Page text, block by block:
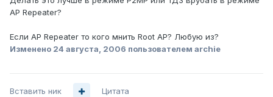
AP Repeater?
Если AP Repeater то кого мнить Root AP? Любую из?
Изменено 24 августа, 2006 пользователем archie
Вставить ник Цитата